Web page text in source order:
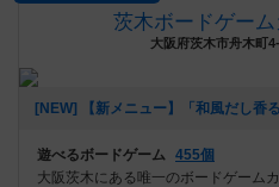
茨木ボードゲー
大阪府茨木市舟木町
遊べるボードゲーム 455個
大阪茨木にある唯一のボードゲーム